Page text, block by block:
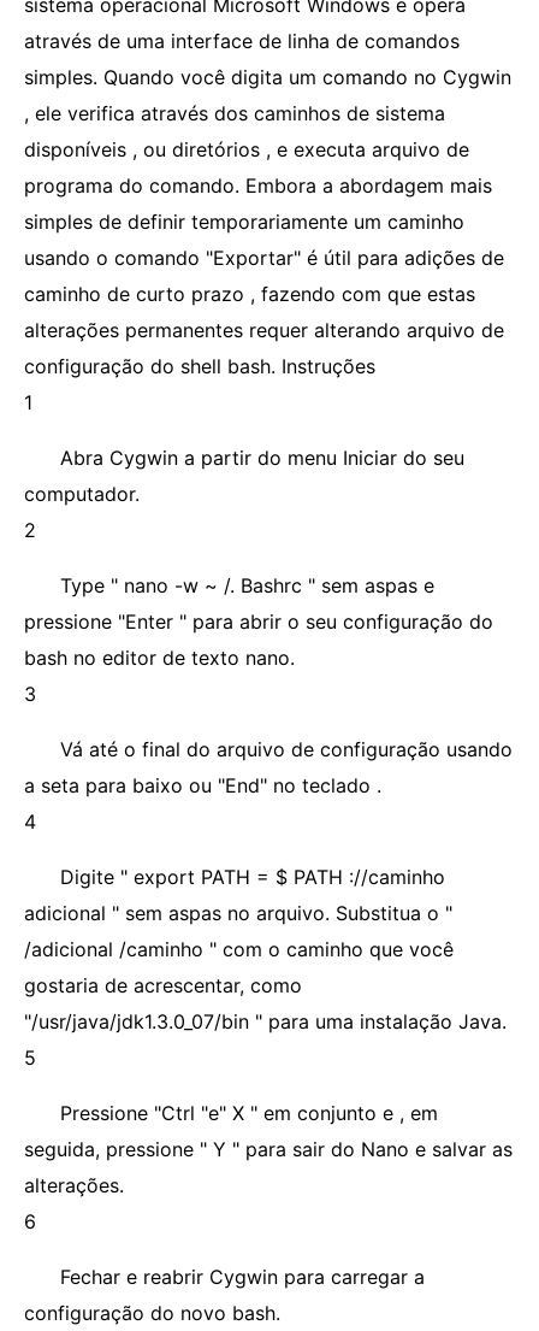
sistema operacional Microsoft Windows e opera
através de uma interface de linha de comandos
simples. Quando você digita um comando no Cygwin
, ele verifica através dos caminhos de sistema
disponíveis , ou diretórios , e executa arquivo de
programa do comando. Embora a abordagem mais
simples de definir temporariamente um caminho
usando o comando "Exportar" é útil para adições de
caminho de curto prazo , fazendo com que estas
alterações permanentes requer alterando arquivo de
configuração do shell bash. Instruções
1
Abra Cygwin a partir do menu Iniciar do seu
computador.
2
Type " nano -w ~ /. Bashrc " sem aspas e
pressione "Enter " para abrir o seu configuração do
bash no editor de texto nano.
3
Vá até o final do arquivo de configuração usando
a seta para baixo ou "End" no teclado .
4
Digite " export PATH = $ PATH ://caminho
adicional " sem aspas no arquivo. Substitua o "
/adicional /caminho " com o caminho que você
gostaria de acrescentar, como
"/usr/java/jdk1.3.0_07/bin " para uma instalação Java.
5
Pressione "Ctrl "e" X " em conjunto e , em
seguida, pressione " Y " para sair do Nano e salvar as
alterações.
6
Fechar e reabrir Cygwin para carregar a
configuração do novo bash.